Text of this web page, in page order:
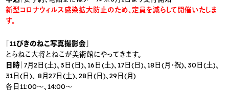
新型コロナウィルス感染拡大防止のため、定員を減らして開催いたしま
す。
「11ぴきのねこ写真撮影会」
とらねこ大将とねこが美術館にやってきます。
日時｜ 7月2日(土)、3日(日)、16日(土)、17日(日)、18日(月・祝)、30日(土)、
31日(日)、 8月27日(土)、28日(日)、29日(月)
各日11:00〜、14:00〜